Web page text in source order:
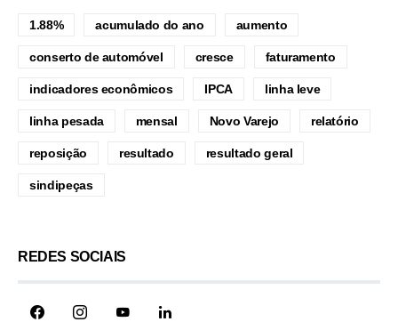
1.88% acumulado do ano aumento
conserto de automóvel cresce faturamento
indicadores econômicos IPCA linha leve
linha pesada mensal Novo Varejo relatório
reposição resultado resultado geral
sindipeças
REDES SOCIAIS